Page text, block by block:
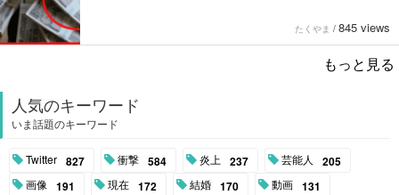
たくやま / 845 views
もっと見る
人気のキーワード
いま話題のキーワード
Twitter 827 衝撃 584 炎上 237 芸能人 205
画像 191 現在 172 結婚 170 動画 131